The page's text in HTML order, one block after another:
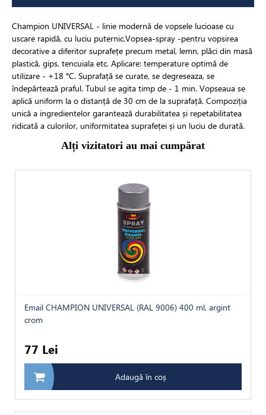
Champion UNIVERSAL - linie modernă de vopsele lucioase cu
uscare rapidă, cu luciu puternic.Vopsea-spray -pentru vopsirea
decorative a diferitor suprafețe precum metal, lemn, plăci din masă
plastică, gips, tencuiala etc. Aplicare: temperature optimă de
utilizare - +18 °C. Suprafață se curate, se degreseaza, se
îndepărtează praful. Tubul se agita timp de - 1 min. Vopseaua se
aplică uniform la o distanță de 30 cm de la suprafață. Compoziția
unică a ingredientelor garantează durabilitatea și repetabilitatea
ridicată a culorilor, uniformitatea suprafeței și un luciu de durată.
Alți vizitatori au mai cumpărat
Email CHAMPION UNIVERSAL (RAL 9006) 400 ml, argint
crom
77 Lei
Adaugă în coș